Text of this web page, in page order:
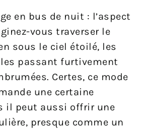
en bus de nuit : l’aspect
vous traverser le
sous le ciel étoilé, les
passant furtivement
Certes, ce mode
une certaine
il peut aussi offrir une
presque comme un